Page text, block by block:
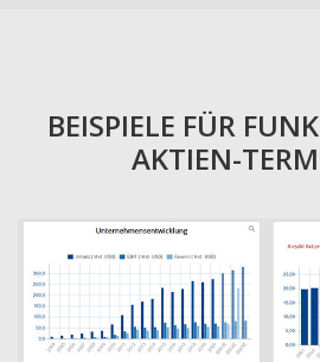
BEISPIELE FÜR
AKTIEN-